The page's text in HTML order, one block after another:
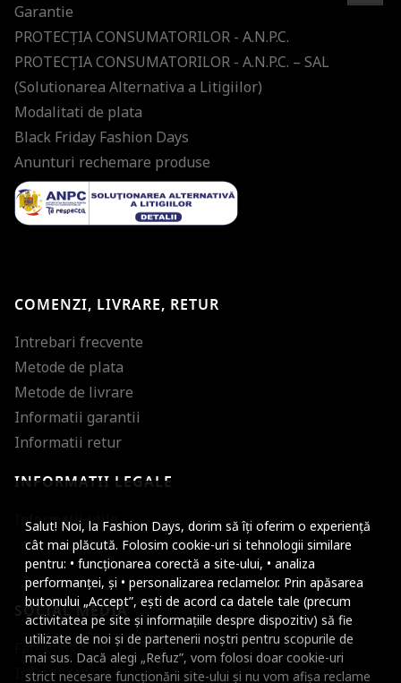
Salut! Noi, la Fashion Days, dorim să îți oferim o experiență
cât mai plăcută. Folosim cookie-uri si tehnologii similare
pentru: • funcționarea corectă a site-ului, • analiza
performanței, și • personalizarea reclamelor. Prin apăsarea
butonului „Accept”, ești de acord ca datele tale (precum
activitatea pe site și informațiile despre dispozitiv) să fie
utilizate de noi și de partenerii noștri pentru scopurile de
mai sus. Dacă alegi „Refuz”, vom folosi doar cookie-uri
strict necesare funcționării site-ului și nu vom afișa reclame
Garantie
PROTECŢIA CONSUMATORILOR - A.N.P.C.
PROTECŢIA CONSUMATORILOR - A.N.P.C. – SAL
(Solutionarea Alternativa a Litigiilor)
Modalitati de plata
Black Friday Fashion Days
Anunturi rechemare produse
COMENZI, LIVRARE, RETUR
Intrebari frecvente
Metode de plata
Metode de livrare
Informatii garantii
Informatii retur
INFORMATII LEGALE
Informatii utile
SOCIAL MEDIA
Facebook
Instagram
Micsoreaza
Mareste spatierea
Micsoreaza
Mareste inaltimea